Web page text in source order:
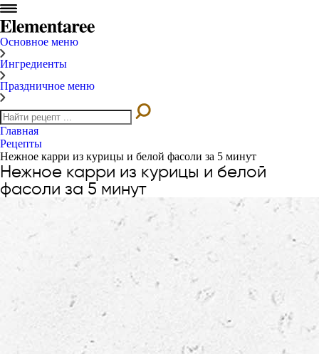
Основное меню
Ингредиенты
Праздничное меню
Главная
Рецепты
Нежное карри из курицы и белой фасоли за 5 минут
Нежное карри из курицы и белой
фасоли за 5 минут